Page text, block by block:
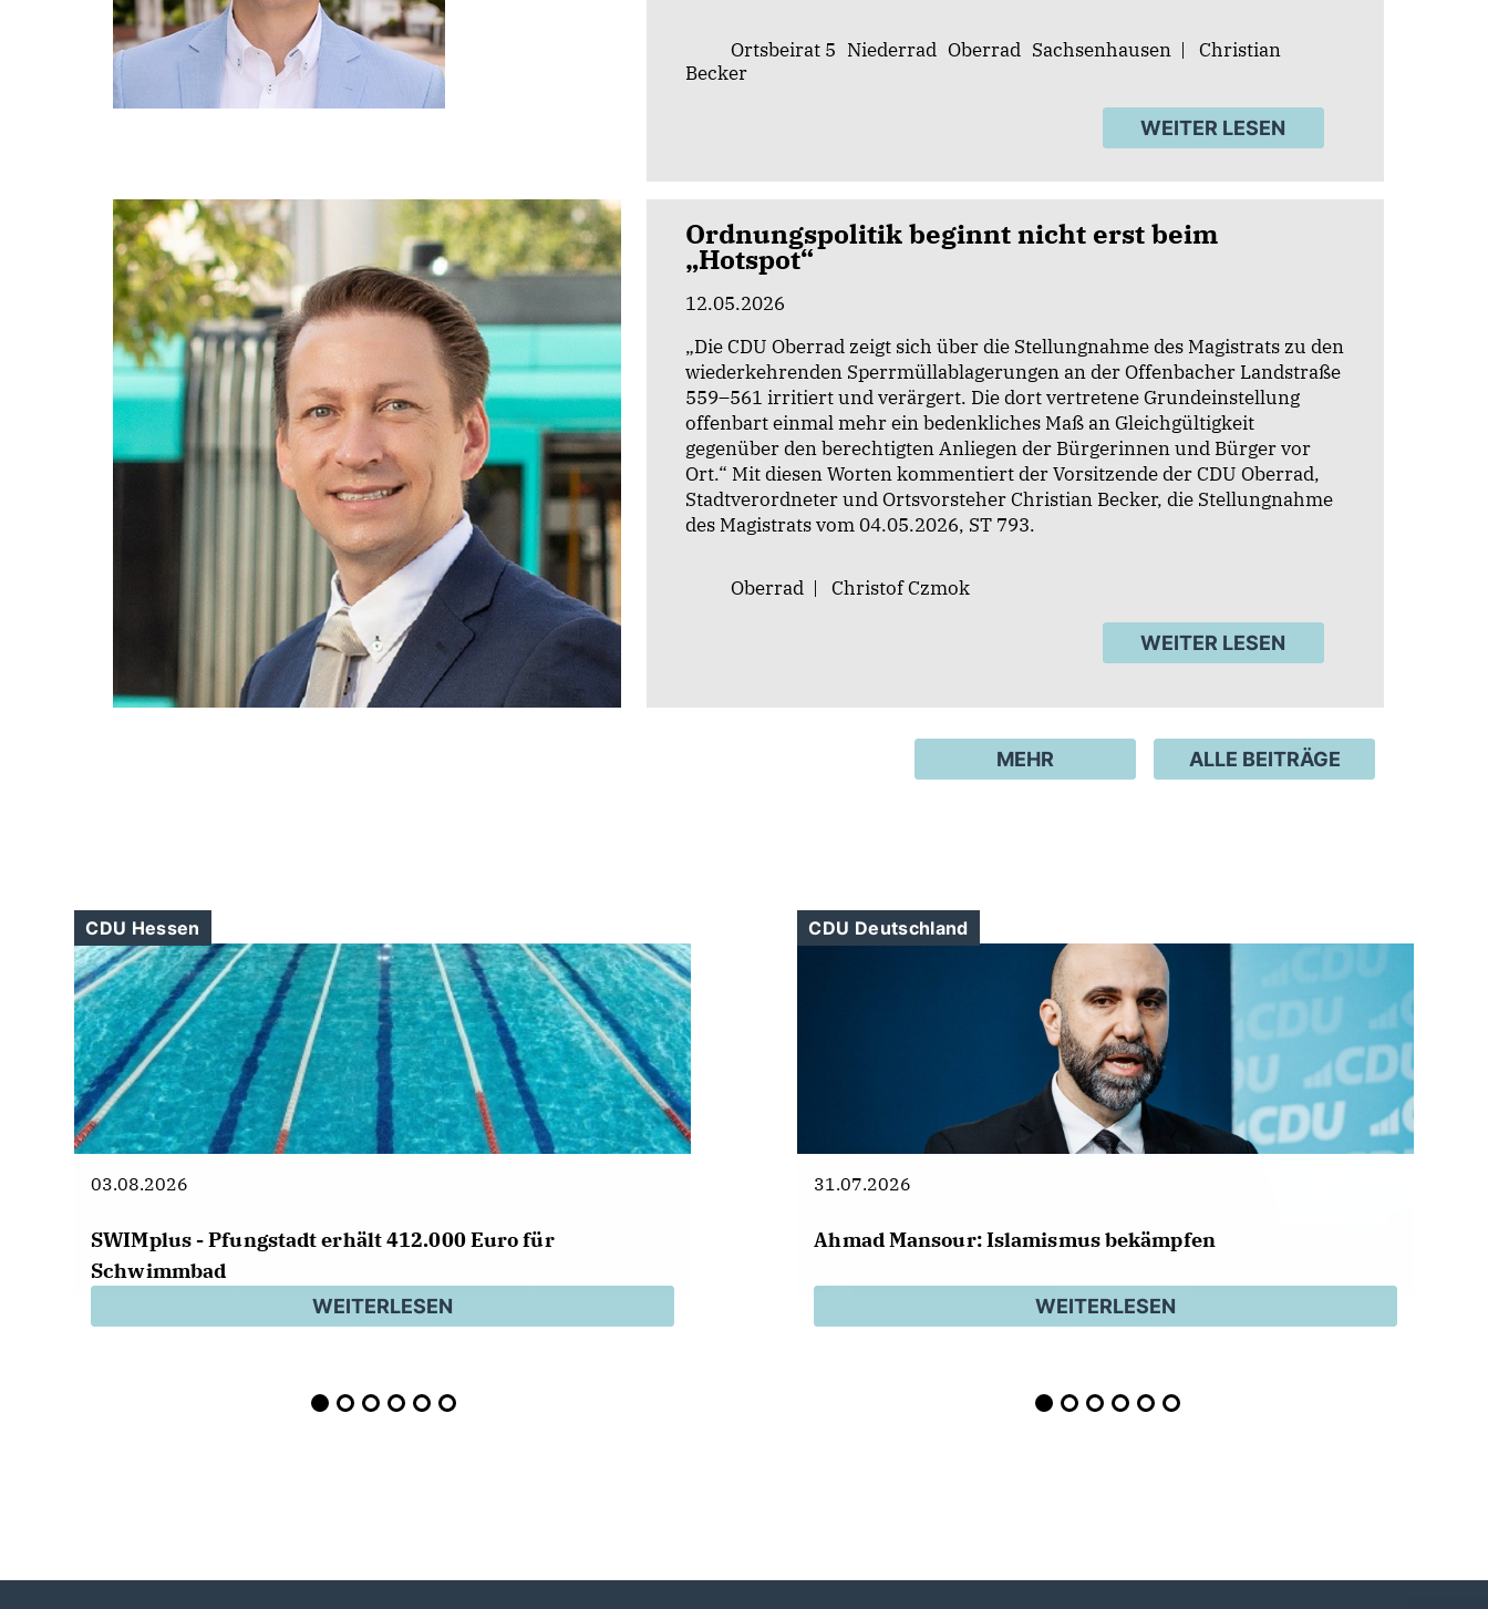
Ortsbeirat 5 Niederrad Oberrad Sachsenhausen|
Christian
Becker
WEITER LESEN
Ordnungspolitik beginnt nicht erst beim
Hotspot“
12.05.2026
Die CDU Oberrad zeigt sich über die Stellungnahme des Magistrats zu den
wiederkehrenden Sperrmüllablagerungen an der Offenbacher Landstraße
559–561 irritiert und verärgert. Die dort vertretene Grundeinstellung
offenbart einmal mehr ein bedenkliches Maß an Gleichgültigkeit
gegenüber den berechtigten Anliegen der Bürgerinnen und Bürger vor
Ort.“ Mit diesen Worten kommentiert der Vorsitzende der CDU Oberrad,
Stadtverordneter und Ortsvorsteher Christian Becker, die Stellungnahme
des Magistrats vom 04.05.2026, ST 793.
Oberrad| Christof Czmok
WEITER LESEN
ALLE BEITRÄGE
MEHR
CDU Hessen
03.08.2026
SWIMplus - Pfungstadt erhält 412.000 Euro für
Schwimmbad
WEITERLESEN
CDU Deutschland
31.07.2026
Ahmad Mansour: Islamismus bekämpfen
WEITERLESEN